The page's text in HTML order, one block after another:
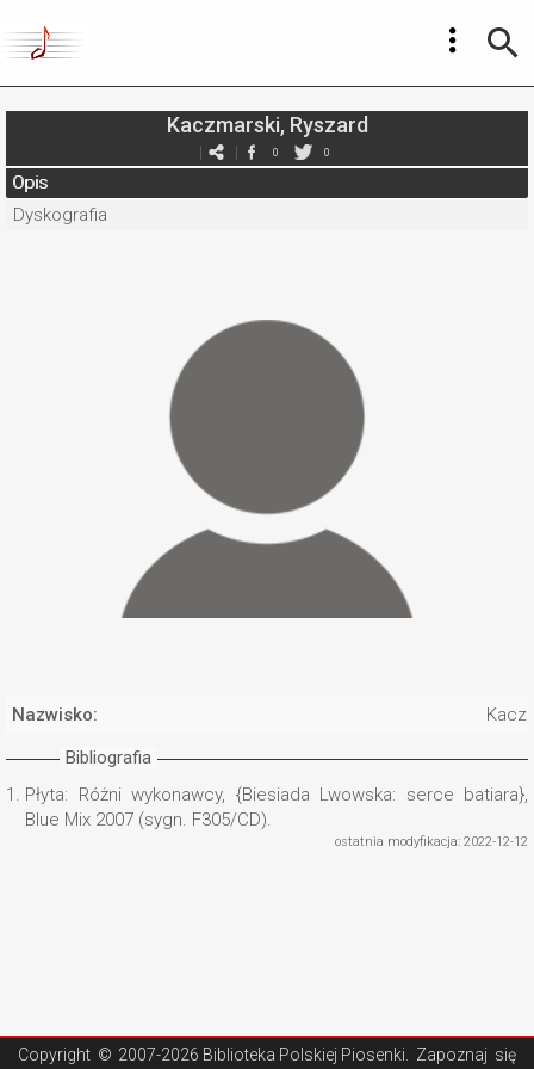
Kaczmarski, Ryszard
0 0
Opis
Dyskografia
Nazwisko:
Bibliografia
1. Płyta: Różni wykonawcy, {Biesiada Lwowska: serce batiara},
Blue Mix 2007 (sygn. F305/CD).
ostatnia modyfikacja: 2022-12-12
Copyright © 2007-2026 Biblioteka Polskiej Piosenki . Zapoznaj się